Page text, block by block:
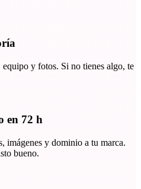
y fotos. Si no tienes algo, te
en 72 h
imágenes y dominio a tu marca.
bueno.